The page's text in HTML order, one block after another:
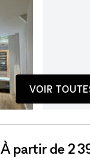
VOIR
À partir de 2